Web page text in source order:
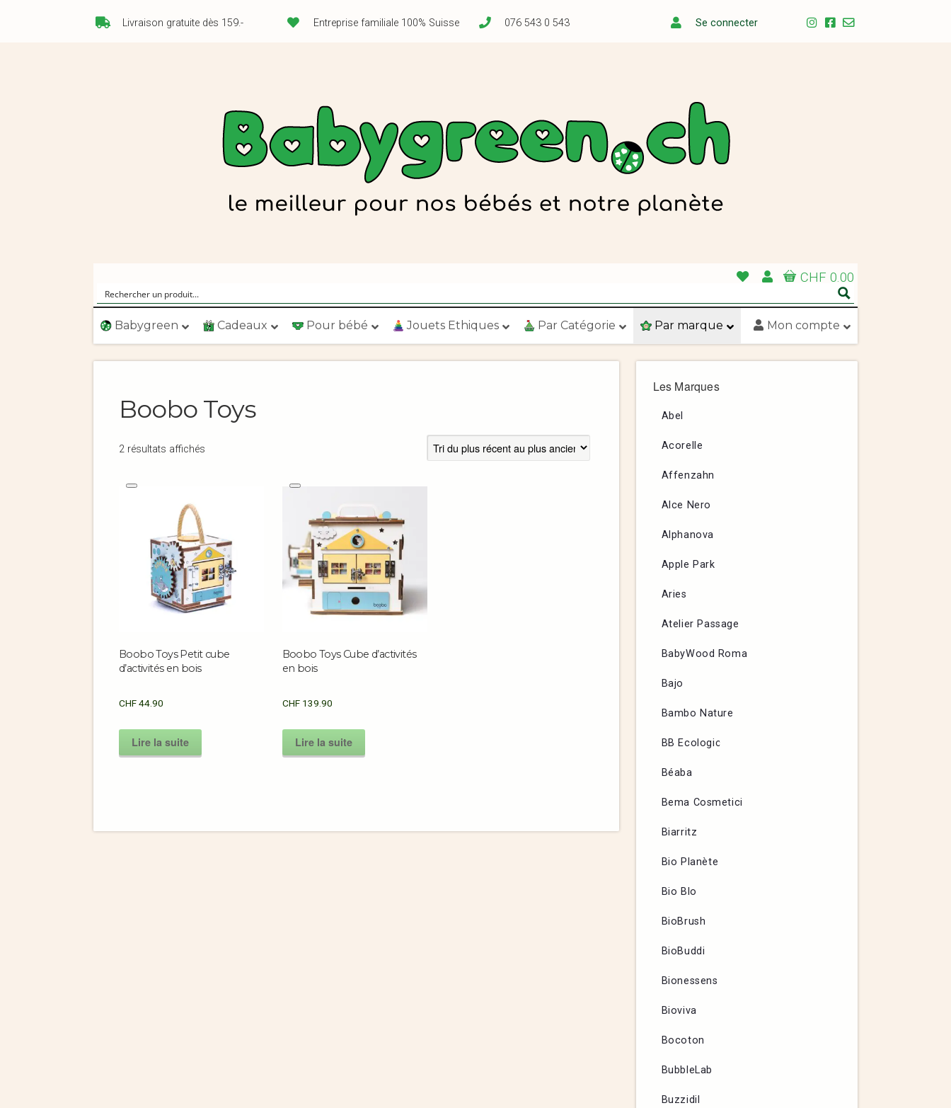
Livraison gratuite dès 159.- Entreprise familiale 100% Suisse 076 543 0 543 Se connecter
CHF 0.00
Babygreen Cadeaux Pour bébé Jouets Ethiques Par Catégorie Par marque Mon compte
Boobo Toys
2 résultats affichés
Boobo Toys Petit cube
d’activités en bois
CHF44.90
Lire la suite
Boobo Toys Cube d’activités
en bois
CHF139.90
Lire la suite
Les Marques
Abel
Acorelle
Affenzahn
Alce Nero
Alphanova
Apple Park
Aries
Atelier Passage
BabyWood Roma
Bajo
Bambo Nature
BB Ecologic
Béaba
Bema Cosmetici
Biarritz
Bio Planète
Bio Blo
BioBrush
BioBuddi
Bionessens
Bioviva
Bocoton
BubbleLab
Buzzidil